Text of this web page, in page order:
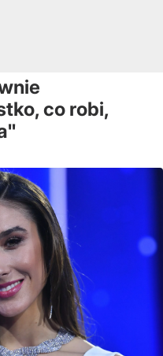
co robi,